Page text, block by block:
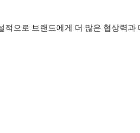
으로 브랜드에게 더 많은 협상력과